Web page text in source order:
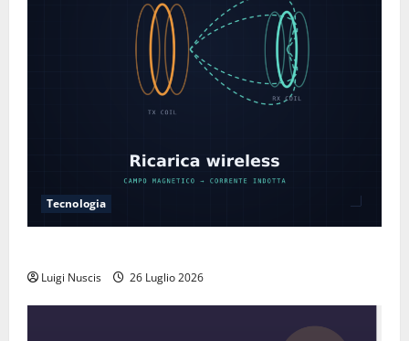
Tecnologia
Luigi Nuscis 26 Luglio 2026